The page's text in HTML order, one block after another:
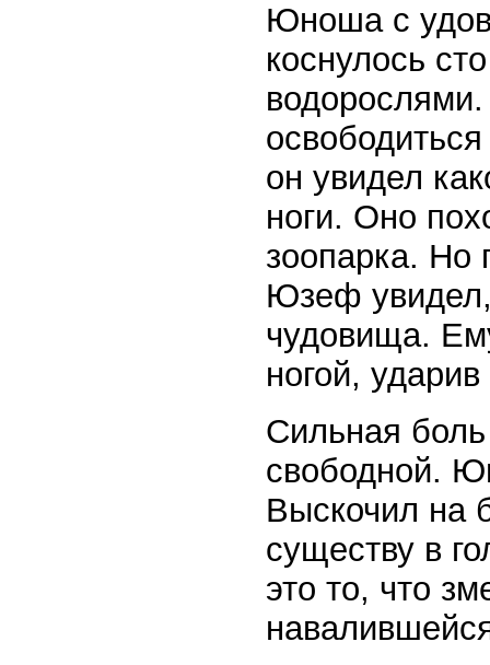
Юноша с
коснулось
он увидел
ноги. Оно
зоопарка. Но
Юзеф увидел,
чудовища.
ногой,
Сильная боль
свободной.
Выскочил на
существу в
это то, что